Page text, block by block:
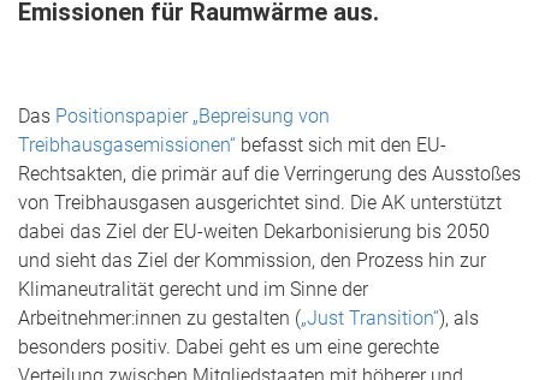
Emissionen für Raumwärme aus.
Das Positionspapier „Bepreisung von
Treibhausgasemissionen“ befasst sich mit den EU-
Rechtsakten, die primär auf die Verringerung des Ausstoßes
von Treibhausgasen ausgerichtet sind. Die AK unterstützt
dabei das Ziel der EU-weiten Dekarbonisierung bis 2050
und sieht das Ziel der Kommission, den Prozess hin zur
Klimaneutralität gerecht und im Sinne der
Arbeitnehmer:innen zu gestalten („Just Transition“), als
besonders positiv. Dabei geht es um eine gerechte